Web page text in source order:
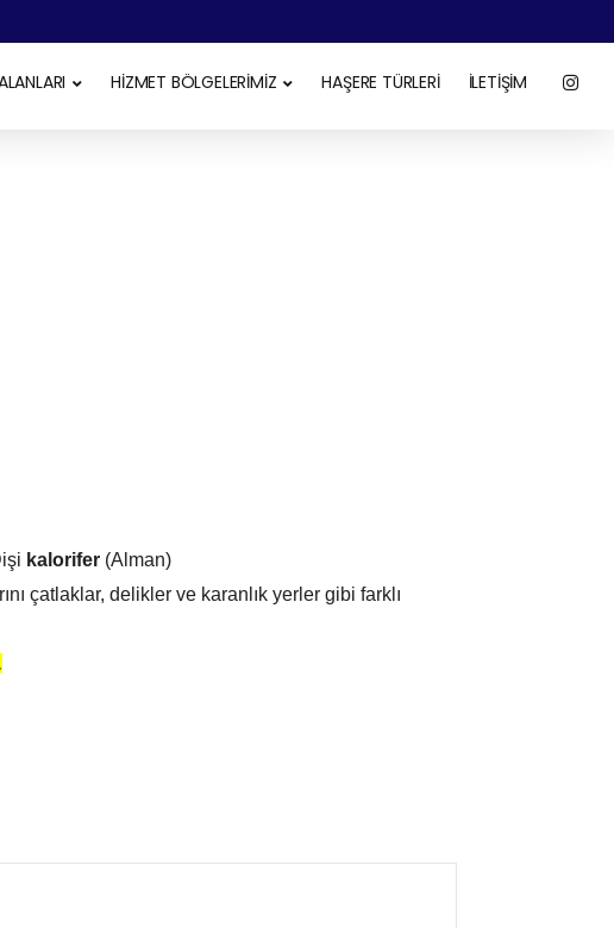
HİZMET BÖLGELERİMİZ HAŞERE TÜRLERİ İLETİŞİM
kalorifer (Alman)
çatlaklar, delikler ve karanlık yerler gibi farklı